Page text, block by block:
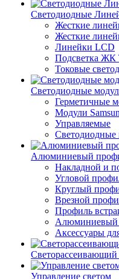
Светодиодные
Жесткие
Жесткие
Линейки LCD
Подсветка ЖК
Токовые
Светодиодные
Герметичные
Модули
Управляемые
Светодиодные
Алюминиевый
Накладной и
Угловой
Круглый
Врезной
Профиль
Алюминиевый
Аксессуары
Управление светом